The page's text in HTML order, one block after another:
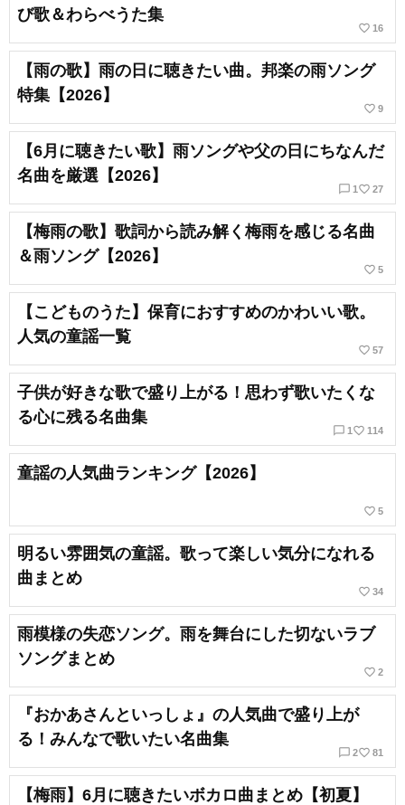
び歌＆わらべうた集
favorite_border 16
【雨の歌】雨の日に聴きたい曲。邦楽の雨ソング
特集【2026】
favorite_border 9
【6月に聴きたい歌】雨ソングや父の日にちなんだ
名曲を厳選【2026】
chat_bubble_outline 1 favorite_border 27
【梅雨の歌】歌詞から読み解く梅雨を感じる名曲
＆雨ソング【2026】
favorite_border 5
【こどものうた】保育におすすめのかわいい歌。
人気の童謡一覧
favorite_border 57
子供が好きな歌で盛り上がる！思わず歌いたくな
る心に残る名曲集
chat_bubble_outline 1 favorite_border 114
童謡の人気曲ランキング【2026】
favorite_border 5
明るい雰囲気の童謡。歌って楽しい気分になれる
曲まとめ
favorite_border 34
雨模様の失恋ソング。雨を舞台にした切ないラブ
ソングまとめ
favorite_border 2
『おかあさんといっしょ』の人気曲で盛り上が
る！みんなで歌いたい名曲集
chat_bubble_outline 2favorite_border 81
【梅雨】6月に聴きたいボカロ曲まとめ【初夏】